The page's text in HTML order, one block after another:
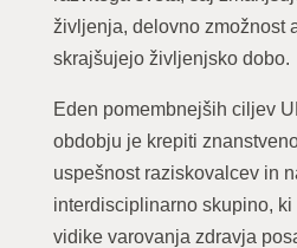
življenja, delovno zmožnost
skrajšujejo življenjsko dobo.
Eden pomembnejših ciljev
obdobju je krepiti
uspešnost raziskovalcev in
interdisciplinarno skupino,
vidike varovanja zdravja